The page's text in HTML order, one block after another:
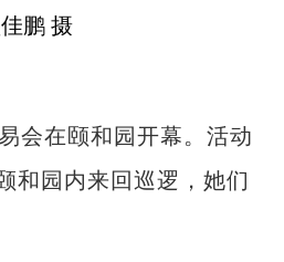
会在颐和园开幕。活动
和园内来回巡逻，她们